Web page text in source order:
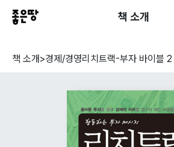
책 소개
책 소개>경제/경영리치트랙-부자 바이블 2